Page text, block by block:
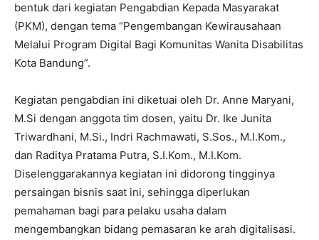
bentuk dari kegiatan Pengabdian Kepada Masyarakat
(PKM), dengan tema “Pengembangan Kewirausahaan
Melalui Program Digital Bagi Komunitas Wanita Disabilitas
Kota Bandung”.
Kegiatan pengabdian ini diketuai oleh Dr. Anne Maryani,
M.Si dengan anggota tim dosen, yaitu Dr. Ike Junita
Triwardhani, M.Si., Indri Rachmawati, S.Sos., M.I.Kom.,
dan Raditya Pratama Putra, S.I.Kom., M.I.Kom.
Diselenggarakannya kegiatan ini didorong tingginya
persaingan bisnis saat ini, sehingga diperlukan
pemahaman bagi para pelaku usaha dalam
mengembangkan bidang pemasaran ke arah digitalisasi.